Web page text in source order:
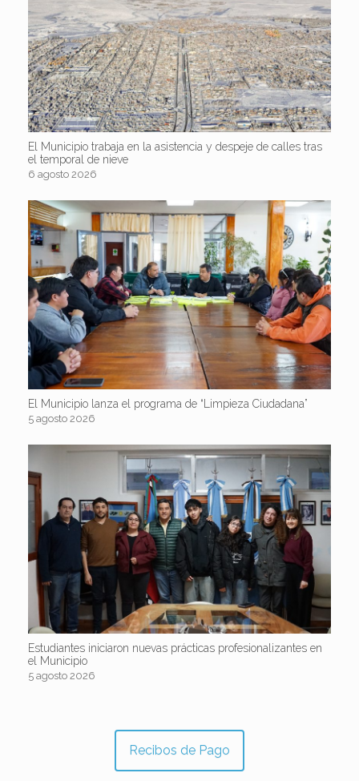
El Municipio trabaja en la asistencia y despeje de calles tras
el temporal de nieve
6 agosto 2026
El Municipio lanza el programa de “Limpieza Ciudadana”
5 agosto 2026
Estudiantes iniciaron nuevas prácticas profesionalizantes en
el Municipio
5 agosto 2026
Recibos de Pago